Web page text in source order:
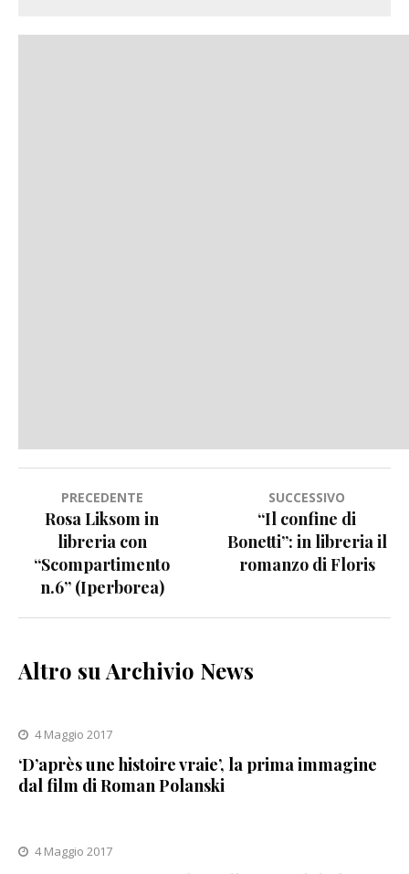
Navigazione
articoli
PRECEDENTE
Rosa Liksom in
libreria con
“Scompartimento
n.6” (Iperborea)
SUCCESSIVO
“Il confine di
Bonetti”: in libreria il
romanzo di Floris
Altro su Archivio News
4 Maggio 2017
‘D’après une histoire vraie’, la prima immagine
dal film di Roman Polanski
4 Maggio 2017